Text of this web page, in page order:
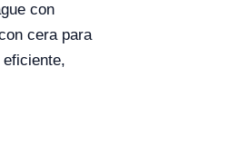
con
cera para